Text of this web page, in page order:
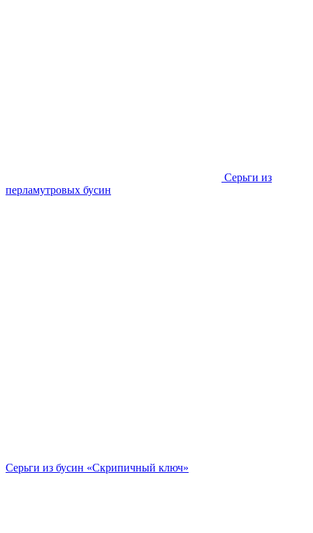
Серьги из
перламутровых бусин
Серьги из бусин «Скрипичный ключ»